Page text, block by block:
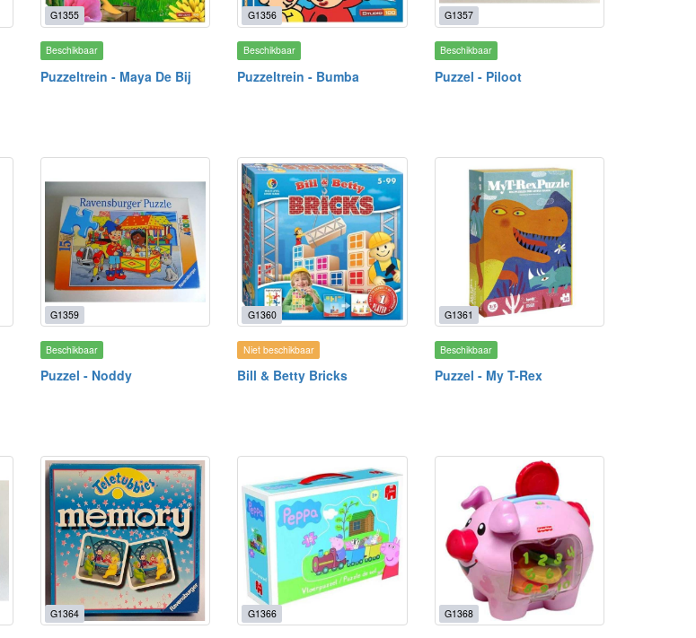
G1355
Beschikbaar
Puzzeltrein - Maya De Bij
G1356
Beschikbaar
Puzzeltrein - Bumba
G1357
Beschikbaar
Puzzel - Piloot
G1359
Beschikbaar
Puzzel - Noddy
G1360
Niet beschikbaar
Bill & Betty Bricks
G1361
Beschikbaar
Puzzel - My T-Rex
G1364 G1366 G1368